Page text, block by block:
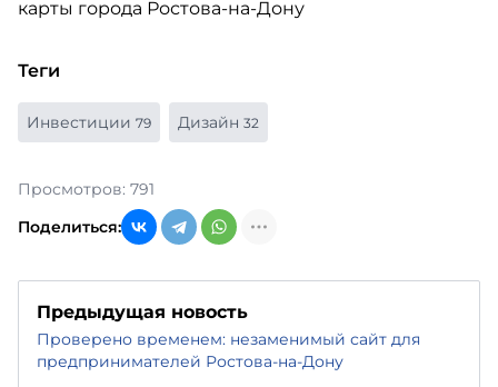
Теги
Инвестиции 79 Дизайн 32
Просмотров: 791
Поделиться:
Предыдущая новость
Проверено временем: незаменимый сайт для
предпринимателей Ростова-на-Дону